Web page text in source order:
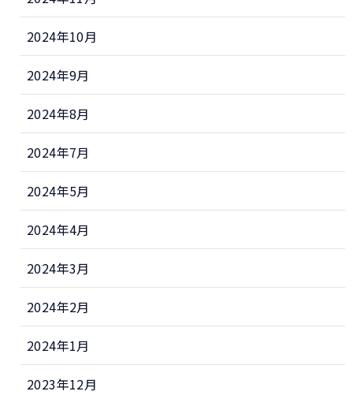
2024年10月
2024年9月
2024年8月
2024年7月
2024年5月
2024年4月
2024年3月
2024年2月
2024年1月
2023年12月